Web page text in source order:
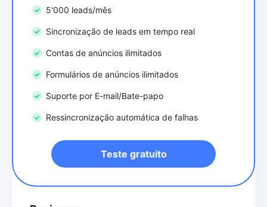
5'000 leads/mês
Sincronização de leads em tempo real
Contas de anúncios ilimitados
Formulários de anúncios ilimitados
Suporte por E-mail/Bate-papo
Ressincronização automática de falhas
Teste gratuito